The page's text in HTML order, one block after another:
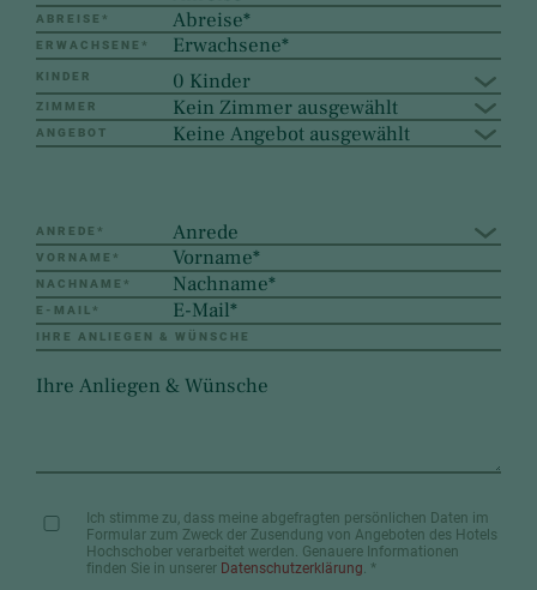
ABREISE *
ERWACHSENE *
KINDER 0 Kinder
ZIMMER Kein Zimmer ausgewählt
ANGEBOT Keine Angebot ausgewählt
ANREDE * Anrede
VORNAME *
NACHNAME *
E-MAIL *
IHRE ANLIEGEN & WÜNSCHE
Ich stimme zu, dass meine abgefragten persönlichen Daten im
Formular zum Zweck der Zusendung von Angeboten des Hotels
Hochschober verarbeitet werden. Genauere Informationen
finden Sie in unserer Datenschutzerklärung. *